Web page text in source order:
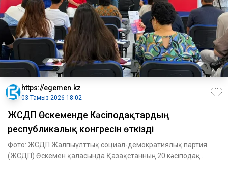
https://egemen.kz
03 Тамыз 2026 18:02
ЖСДП Өскеменде Кәсіподақтардың
республикалық конгресін өткізді
Фото: ЖСДП Жалпыұлттық социал-демократиялық партия
(ЖСДП) Өскемен қаласында Қазақстанның 20 кәсіподақ